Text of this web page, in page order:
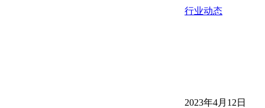
行业动态
2023年4月12日